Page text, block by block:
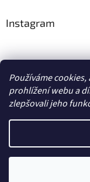
Používáme
prohlížení webu a
zlepšovali jeho
Instagram
Copyright 2026